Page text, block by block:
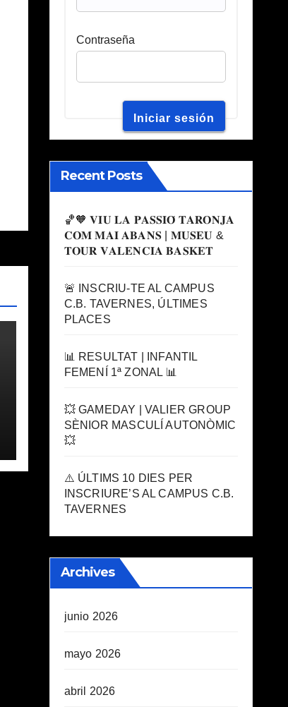
Contraseña
Recent Posts
🏀🧡 𝐕𝐈𝐔 𝐋𝐀 𝐏𝐀𝐒𝐒𝐈𝐎́ 𝐓𝐀𝐑𝐎𝐍𝐉𝐀
𝐂𝐎𝐌 𝐌𝐀𝐈 𝐀𝐁𝐀𝐍𝐒 | 𝐌𝐔𝐒𝐄𝐔 &
𝐓𝐎𝐔𝐑 𝐕𝐀𝐋𝐄𝐍𝐂𝐈𝐀 𝐁𝐀𝐒𝐊𝐄𝐓
🚨 INSCRIU-TE AL CAMPUS
C.B. TAVERNES, ÚLTIMES
PLACES
📊 RESULTAT | INFANTIL
FEMENÍ 1ª ZONAL 📊
💥 GAMEDAY | VALIER GROUP
SÈNIOR MASCULÍ AUTONÒMIC
💥
⚠️ ÚLTIMS 10 DIES PER
INSCRIURE’S AL CAMPUS C.B.
TAVERNES
Archives
junio 2026
mayo 2026
abril 2026